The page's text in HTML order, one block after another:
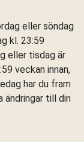
eller söndag
kl. 23:59
eller tisdag är
veckan innan,
har du fram
ändringar till din